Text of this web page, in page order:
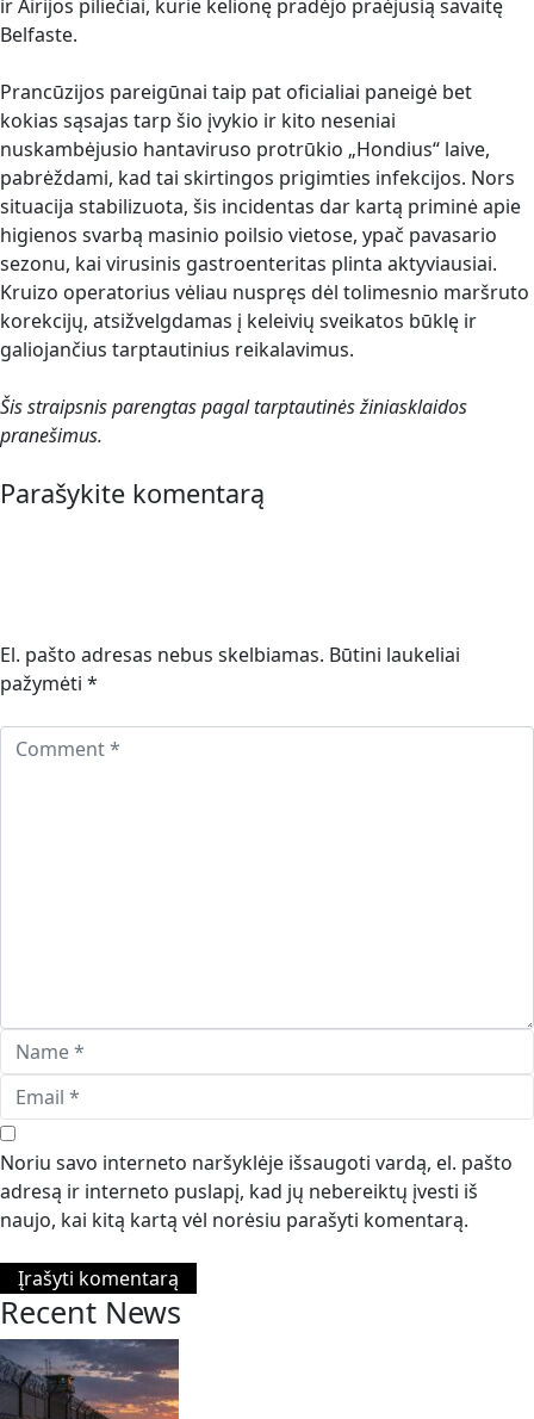
ir Airijos piliečiai, kurie kelionę pradėjo praėjusią savaitę
Belfaste.
Prancūzijos pareigūnai taip pat oficialiai paneigė bet
kokias sąsajas tarp šio įvykio ir kito neseniai
nuskambėjusio hantaviruso protrūkio „Hondius“ laive,
pabrėždami, kad tai skirtingos prigimties infekcijos. Nors
situacija stabilizuota, šis incidentas dar kartą priminė apie
higienos svarbą masinio poilsio vietose, ypač pavasario
sezonu, kai virusinis gastroenteritas plinta aktyviausiai.
Kruizo operatorius vėliau nuspręs dėl tolimesnio maršruto
korekcijų, atsižvelgdamas į keleivių sveikatos būklę ir
galiojančius tarptautinius reikalavimus.
Šis straipsnis parengtas pagal tarptautinės žiniasklaidos
pranešimus.
Parašykite komentarą
El. pašto adresas nebus skelbiamas. Būtini laukeliai
pažymėti *
Noriu savo interneto naršyklėje išsaugoti vardą, el. pašto
adresą ir interneto puslapį, kad jų nebereiktų įvesti iš
naujo, kai kitą kartą vėl norėsiu parašyti komentarą.
Recent News